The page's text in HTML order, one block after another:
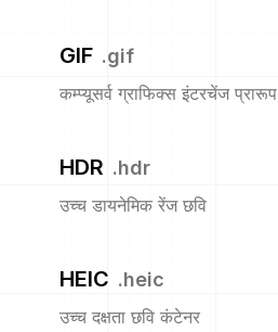
GIF .gif
कम्प्यूसर्व ग्राफिक्स इंटरचेंज प्रारूप
HDR .hdr
उच्च डायनेमिक रेंज छवि
HEIC .heic
उच्च दक्षता छवि कंटेनर